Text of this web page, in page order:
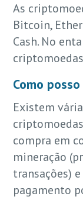
As
Bitcoin,
Cash. No
Como
Existem
compra em
mineração
transações)
pagamento